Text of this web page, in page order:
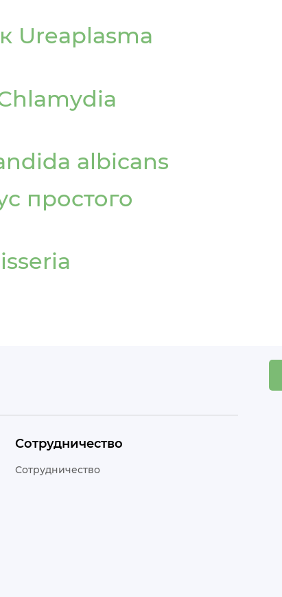
Ureaplasma
albicans
простого
Сотрудничество
Сотрудничество